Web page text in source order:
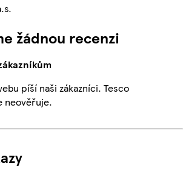
žádnou recenzi
píší naši zákazníci. Tesco
neověřuje.